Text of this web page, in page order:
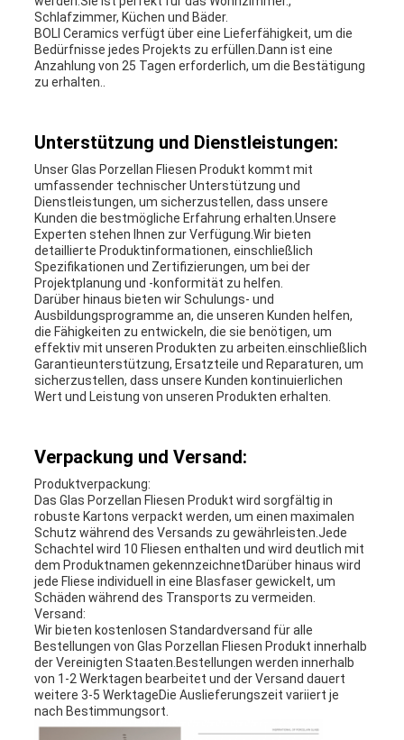
Schlafzimmer, Küchen und Bäder.
BOLI Ceramics verfügt über eine Lieferfähigkeit, um die
Bedürfnisse jedes Projekts zu erfüllen.Dann ist eine
Anzahlung von 25 Tagen erforderlich, um die Bestätigung
zu erhalten..
Unterstützung und Dienstleistungen:
Unser Glas Porzellan Fliesen Produkt kommt mit
umfassender technischer Unterstützung und
Dienstleistungen, um sicherzustellen, dass unsere
Kunden die bestmögliche Erfahrung erhalten.Unsere
Experten stehen Ihnen zur Verfügung.Wir bieten
detaillierte Produktinformationen, einschließlich
Spezifikationen und Zertifizierungen, um bei der
Projektplanung und -konformität zu helfen.
Darüber hinaus bieten wir Schulungs- und
Ausbildungsprogramme an, die unseren Kunden helfen,
die Fähigkeiten zu entwickeln, die sie benötigen, um
effektiv mit unseren Produkten zu arbeiten.einschließlich
Garantieunterstützung, Ersatzteile und Reparaturen, um
sicherzustellen, dass unsere Kunden kontinuierlichen
Wert und Leistung von unseren Produkten erhalten.
Verpackung und Versand:
Produktverpackung:
Das Glas Porzellan Fliesen Produkt wird sorgfältig in
robuste Kartons verpackt werden, um einen maximalen
Schutz während des Versands zu gewährleisten.Jede
Schachtel wird 10 Fliesen enthalten und wird deutlich mit
dem Produktnamen gekennzeichnetDarüber hinaus wird
jede Fliese individuell in eine Blasfaser gewickelt, um
Schäden während des Transports zu vermeiden.
Versand:
Wir bieten kostenlosen Standardversand für alle
Bestellungen von Glas Porzellan Fliesen Produkt innerhalb
der Vereinigten Staaten.Bestellungen werden innerhalb
von 1-2 Werktagen bearbeitet und der Versand dauert
weitere 3-5 WerktageDie Auslieferungszeit variiert je
nach Bestimmungsort.